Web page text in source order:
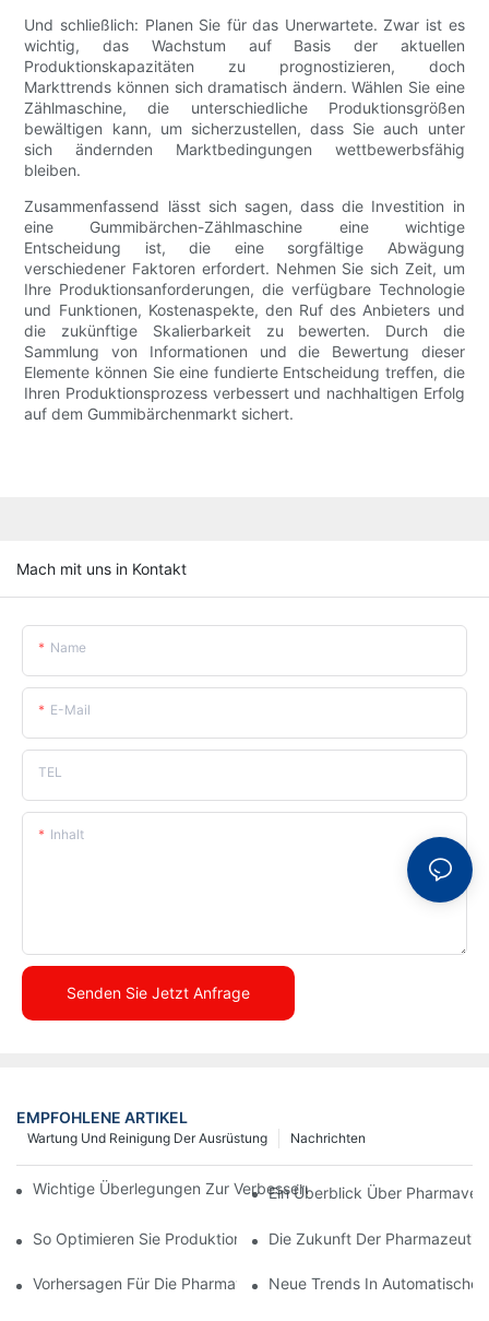
Und schließlich: Planen Sie für das Unerwartete. Zwar ist es
wichtig, das Wachstum auf Basis der aktuellen
Produktionskapazitäten zu prognostizieren, doch
Markttrends können sich dramatisch ändern. Wählen Sie eine
Zählmaschine, die unterschiedliche Produktionsgrößen
bewältigen kann, um sicherzustellen, dass Sie auch unter
sich ändernden Marktbedingungen wettbewerbsfähig
bleiben.
Zusammenfassend lässt sich sagen, dass die Investition in
eine Gummibärchen-Zählmaschine eine wichtige
Entscheidung ist, die eine sorgfältige Abwägung
verschiedener Faktoren erfordert. Nehmen Sie sich Zeit, um
Ihre Produktionsanforderungen, die verfügbare Technologie
und Funktionen, Kostenaspekte, den Ruf des Anbieters und
die zukünftige Skalierbarkeit zu bewerten. Durch die
Sammlung von Informationen und die Bewertung dieser
Elemente können Sie eine fundierte Entscheidung treffen, die
Ihren Produktionsprozess verbessert und nachhaltigen Erfolg
auf dem Gummibärchenmarkt sichert.
Mach mit uns in Kontakt
Name
E-Mail
TEL
Inhalt
Senden Sie Jetzt Anfrage
EMPFOHLENE ARTIKEL
Nachrichten
Wartung Und Reinigung Der Ausrüstung
Wichtige Überlegungen Zur Verbesserung Der
Ein Überblick Über
So Optimieren Sie Produktionsprozesse Mit Effektiver
Die Zukunft Der
Vorhersagen Für Die Pharmaverpackungsbranche Im
Neue Trends In